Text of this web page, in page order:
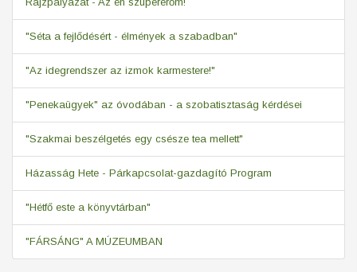
"Séta a fejlődésért - élmények a szabadban"
"Az idegrendszer az izmok karmestere!"
"Penekaügyek" az óvodában - a szobatisztaság kérdései
"Szakmai beszélgetés egy csésze tea mellett"
Házasság Hete - Párkapcsolat-gazdagító Program
"Hétfő este a könyvtárban"
"FÁRSÁNG" A MÚZEUMBAN